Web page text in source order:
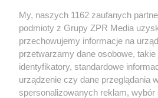
Żaden utwór zamieszczony w serwisie nie
rozpowszechniany lub dalej
tym także elektroniczny lub mechaniczny) na
eksploatacji w jakiejkolwiek formie, włącznie
bez pisemnej zgody właściciela praw.
wykorzystanie utworów w całości lub w
bez właściwej zgody, jest zabronione pod
prawnie.
My, naszych 1162 zaufanych
podmioty z Grupy ZPR Media
przechowujemy informacje na
przetwarzamy dane osobowe, takie
identyfikatory, standardowe
urządzenie czy dane przeglądania
spersonalizowanych reklam,